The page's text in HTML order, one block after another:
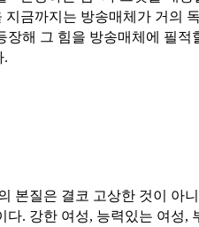
지금까지는 방송매체가 거의
장해 그 힘을 방송매체에 필적
.
본질은 결코 고상한 것이 아
다. 강한 여성, 능력있는 여성,